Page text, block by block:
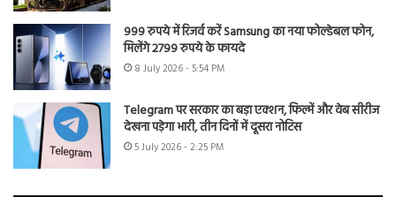
999 रुपये में रिजर्व करें Samsung का नया फोल्डेबल फोन,
मिलेंगे 2799 रुपये के फायदे
8 July 2026 - 5:54 PM
Telegram पर सरकार का बड़ा एक्शन, फिल्में और वेब सीरीज
देखना पड़ेगा भारी, तीन दिनों में दूसरा नोटिस
5 July 2026 - 2:25 PM